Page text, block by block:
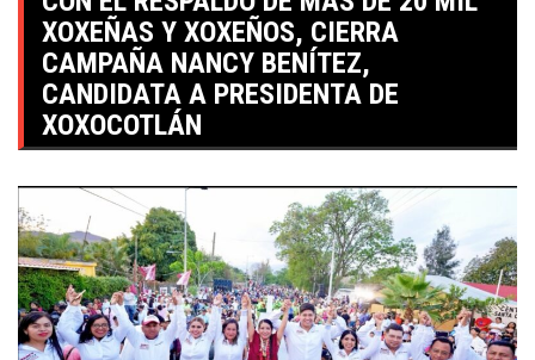
XOXEÑAS Y XOXEÑOS, CIERRA
CAMPAÑA NANCY BENÍTEZ,
CANDIDATA A PRESIDENTA DE
XOXOCOTLÁN